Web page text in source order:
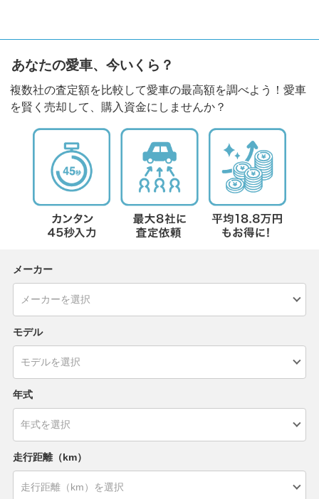
あなたの愛車、今いくら？
複数社の査定額を比較して愛車の最高額を調べよう！愛車
を賢く売却して、購入資金にしませんか？
メーカー
モデル
年式
走行距離（km）